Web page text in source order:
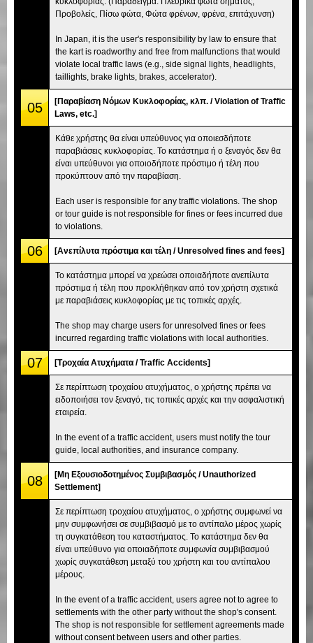
Προβολείς, Πίσω φώτα, Φώτα φρένων, φρένα, επιτάχυνση)
In Japan, it is the user's responsibility by law to ensure that
the kart is roadworthy and free from malfunctions that would
violate local traffic laws (e.g., side signal lights, headlights,
taillights, brake lights, brakes, accelerator).
05
[Παραβίαση Νόμων Κυκλοφορίας, κλπ. / Violation of Traffic
Laws, etc.]
Κάθε χρήστης θα είναι υπεύθυνος για οποιεσδήποτε
παραβιάσεις κυκλοφορίας. Το κατάστημα ή ο ξεναγός δεν θα
είναι υπεύθυνοι για οποιοδήποτε πρόστιμο ή τέλη που
προκύπτουν από την παραβίαση.
Each user is responsible for any traffic violations. The shop
or tour guide is not responsible for fines or fees incurred due
to violations.
06 [Ανεπίλυτα πρόστιμα και τέλη / Unresolved fines and fees]
Το κατάστημα μπορεί να χρεώσει οποιαδήποτε ανεπίλυτα
πρόστιμα ή τέλη που προκλήθηκαν από τον χρήστη σχετικά
με παραβιάσεις κυκλοφορίας με τις τοπικές αρχές.
The shop may charge users for unresolved fines or fees
incurred regarding traffic violations with local authorities.
07 [Τροχαία Ατυχήματα / Traffic Accidents]
Σε περίπτωση τροχαίου ατυχήματος, ο χρήστης πρέπει να
ειδοποιήσει τον ξεναγό, τις τοπικές αρχές και την ασφαλιστική
εταιρεία.
In the event of a traffic accident, users must notify the tour
guide, local authorities, and insurance company.
08
[Μη Εξουσιοδοτημένος Συμβιβασμός / Unauthorized
Settlement]
Σε περίπτωση τροχαίου ατυχήματος, ο χρήστης συμφωνεί να
μην συμφωνήσει σε συμβιβασμό με το αντίπαλο μέρος χωρίς
τη συγκατάθεση του καταστήματος. Το κατάστημα δεν θα
είναι υπεύθυνο για οποιαδήποτε συμφωνία συμβιβασμού
χωρίς συγκατάθεση μεταξύ του χρήστη και του αντίπαλου
μέρους.
In the event of a traffic accident, users agree not to agree to
settlements with the other party without the shop's consent.
The shop is not responsible for settlement agreements made
without consent between users and other parties.